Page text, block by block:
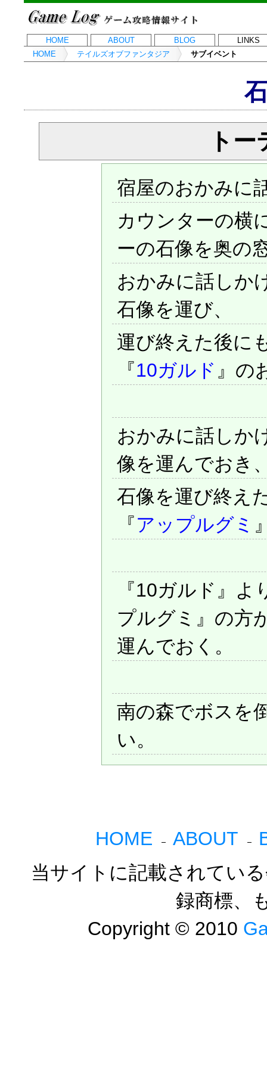
HOME ABOUT BLOG
LINKS
HOME
テイルズオブファンタジア サブイベント
ト
宿屋のおかみに
カウンターの横
ーの石像を奥の
おかみに話しか
石像を運び、
運び終えた後に
『10ガルド 』の
おかみに話しか
像を運んでおき
石像を運び終え
『アップルグミ
『10ガルド』
プルグミ』の方
運んでおく。
南の森でボスを
い。
HOME ABOUT
当サイトに記載されてい
録商標、
Copyright © 2010